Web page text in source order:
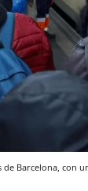
de Barcelona, con